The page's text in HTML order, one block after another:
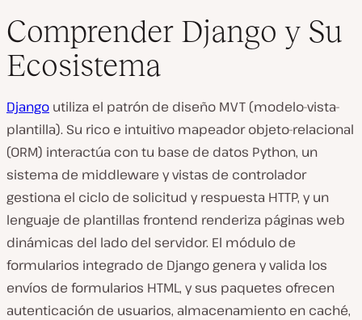
Comprender Django y Su
Ecosistema
Django utiliza el patrón de diseño MVT (modelo-vista-
plantilla). Su rico e intuitivo mapeador objeto-relacional
(ORM) interactúa con tu base de datos Python, un
sistema de middleware y vistas de controlador
gestiona el ciclo de solicitud y respuesta HTTP, y un
lenguaje de plantillas frontend renderiza páginas web
dinámicas del lado del servidor. El módulo de
formularios integrado de Django genera y valida los
envíos de formularios HTML, y sus paquetes ofrecen
autenticación de usuarios, almacenamiento en caché,